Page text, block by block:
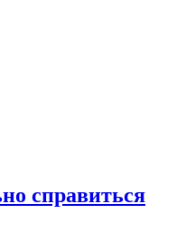
справиться